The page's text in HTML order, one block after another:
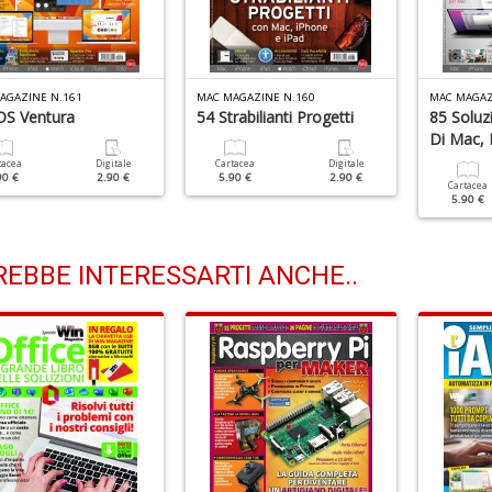
N.161
Ventura
€
Digitale
2.90 €
MAC MAGAZINE N.160
54 Strabilianti Progetti
Cartacea
5.90 €
Digitale
2.90 €
MAC
85
Di Mac,
Cartacea
5.90 €
INTERESSARTI ANCHE..